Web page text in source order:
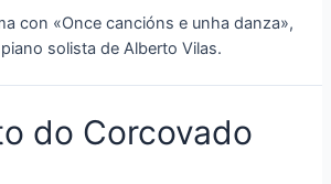
con «Once cancións e unha danza»,
solista de Alberto Vilas.
do Corcovado